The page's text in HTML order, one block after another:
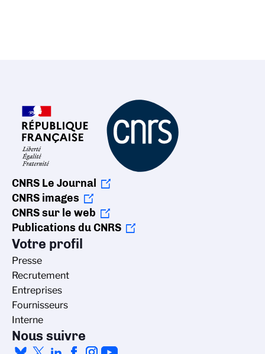
CNRS Le Journal
CNRS images
CNRS sur le web
Publications du CNRS
Votre profil
Presse
Recrutement
Entreprises
Fournisseurs
Interne
Nous suivre